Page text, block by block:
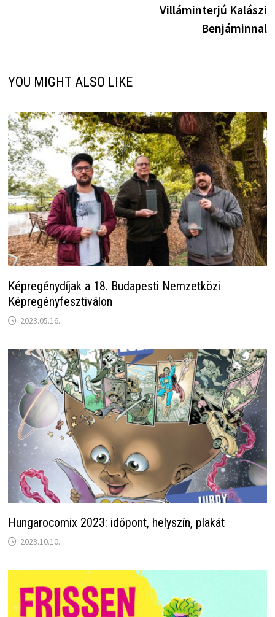
Villáminterjú Kalászi
Benjáminnal
YOU MIGHT ALSO LIKE
Képregénydíjak a 18. Budapesti Nemzetközi
Képregényfesztiválon
2023.05.16.
Hungarocomix 2023: időpont, helyszín, plakát
2023.10.10.